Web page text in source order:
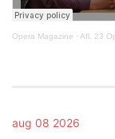
Opera Magazine · Afl. 23
aug 08 2026